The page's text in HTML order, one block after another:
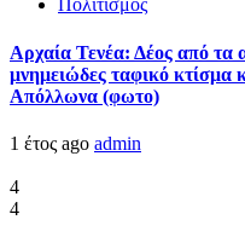
Πολιτισμός
Αρχαία Τενέα: Δέος από τα
μνημειώδες ταφικό κτίσμα
Απόλλωνα (φωτο)
1 έτος ago admin
4
4